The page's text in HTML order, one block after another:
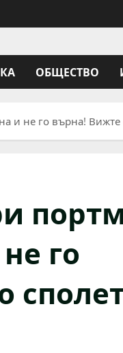
ОБЩЕСТВО
и не го върна! Вижте
го